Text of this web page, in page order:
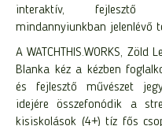
interaktív, fejlesztő
mindannyiunkban jelenlévő
A WATCHTHIS.WORKS, Zöld
Blanka kéz a kézben
és fejlesztő művészet
idejére összefonódik a
kisiskolások (4+) tíz fős